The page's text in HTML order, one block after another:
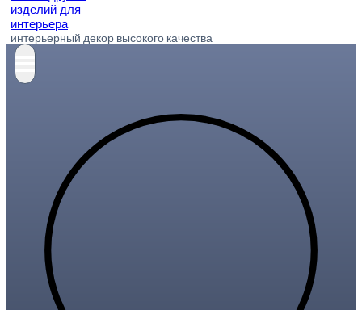
интерьерный декор высокого качества